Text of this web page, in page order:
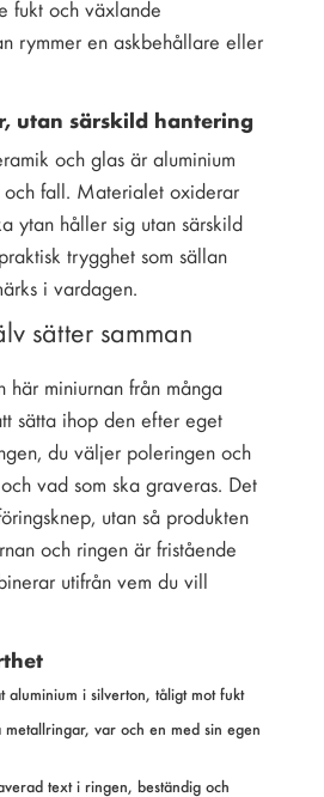
fukt och växlande
rymmer en askbehållare eller
utan särskild hantering
och glas är aluminium
och fall. Materialet oxiderar
ytan håller sig utan särskild
trygghet som sällan
i vardagen.
sätter samman
här miniurnan från många
sätta ihop den efter eget
du väljer poleringen och
vad som ska graveras. Det
utan så produkten
och ringen är fristående
utifrån vem du vill
aluminium i silverton, tåligt mot fukt
var och en med sin egen
text i ringen, beständig och